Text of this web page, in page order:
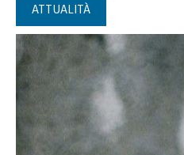
ATTUALITÀ